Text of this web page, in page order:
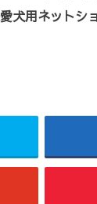
愛犬用ネットシ